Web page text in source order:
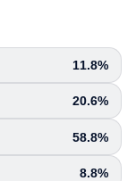
11.8%
20.6%
58.8%
8.8%